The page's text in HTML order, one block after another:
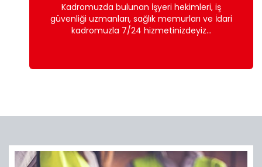
Kadromuzda bulunan İşyeri hekimleri, iş
güvenliği uzmanları, sağlık memurları ve İdari
kadromuzla 7/24 hizmetinizdeyiz...